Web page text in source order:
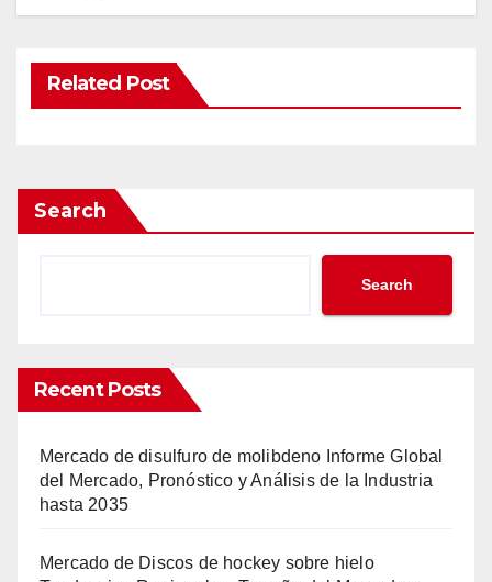
Related Post
Search
Search
Recent Posts
Mercado de disulfuro de molibdeno Informe Global
del Mercado, Pronóstico y Análisis de la Industria
hasta 2035
Mercado de Discos de hockey sobre hielo